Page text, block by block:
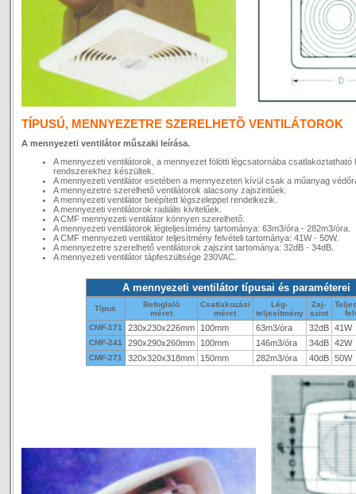
TÍPUSÚ, MENNYEZETRE SZERELHETÕ VENTILÁTOROK
A mennyezeti ventilátor műszaki leírása.
A mennyezeti ventilátorok, a mennyezet fölötti légcsatornába csatlakoztatható
rendszerekhez készültek.
A mennyezeti ventilátor esetében a mennyezeten kívül csak a műanyag
A mennyezetre szerelhető ventilátorok alacsony zajszintűek.
A mennyezeti ventilátor beépített légszeleppel rendelkezik.
A mennyezeti ventilátorok radiális kivitelűek.
A CMF mennyezeti ventilátor könnyen szerelhető.
A mennyezeti ventilátorok légteljesítmény tartománya: 63m3/óra - 282m3/óra.
A CMF mennyezeti ventilátor teljesítmény felvételi tartománya: 41W - 50W.
A mennyezetre szerelhető ventilátorok zajszint tartománya: 32dB - 34dB.
A mennyezeti ventilátor tápfeszültsége 230VAC.
A mennyezeti ventilátor típusai és paraméterei
Típus
Befoglaló
méret
Csatlakozási
méret
Lég-
teljesítmény
Zaj-
szint
CMF-171
230x230x226mm 100mm 63m3/óra 32dB 41W
CMF-241 290x290x260mm 100mm 146m3/óra 34dB 42W
CMF-271 320x320x318mm 150mm 282m3/óra 40dB 50W